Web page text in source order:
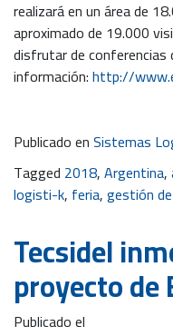
realizará en un área de
aproximado de 19.000
disfrutar de conferencias
información:http://
Publicado enSistemas
Tagged 2018,Argentina,
logisti-k, feria,gestión
Tecsidel
proyecto de
Publicado el